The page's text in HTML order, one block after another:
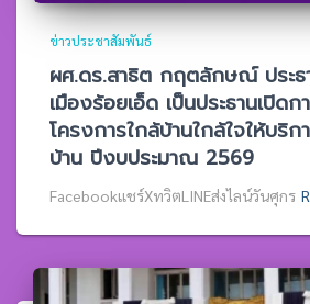
ข่าวประชาสัมพันธ์
ผศ.ดร.สาธิต กฤตลักษณ์ ประธ
เมืองร้อยเอ็ด เป็นประธานเปิด
โครงการใกล้บ้านใกล้ใจให้บริ
บ้าน ปีงบประมาณ 2569
Facebookแชร์XทวิตLINEส่งไลน์วันศุกร